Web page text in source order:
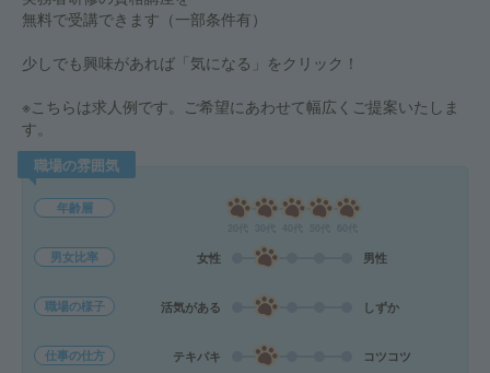
無料で受講できます（一部条件有）
少しでも興味があれば「気になる」をクリック！
※こちらは求人例です。ご希望にあわせて幅広くご提案いたしま
す。
職場の雰囲気
年齢層
男女比率 女性 男性
職場の様子 活気がある しずか
仕事の仕方 テキパキ コツコツ